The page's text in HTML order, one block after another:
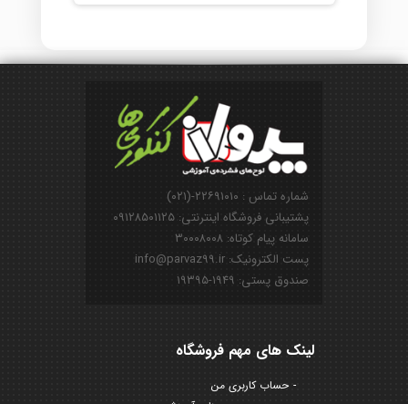
شماره تماس : ۲۲۶۹۱۰۱۰-(۰۲۱)
پشتیبانی فروشگاه اینترنتی: ۰۹۱۲۸۵۰۱۱۲۵
سامانه پیام کوتاه: ۳۰۰۰۸۰۰۸
پست الکترونیک: info@parvaz99.ir
صندوق پستی: ۱۹۴۹-۱۹۳۹۵
لینک های مهم فروشگاه
حساب کاربری من